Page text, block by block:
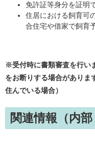
免許証等身分を証明
住居における飼育可
合住宅や借家で飼育
※受付時に書類審査を行い
をお断りする場合がありま
住んでいる場合）
関連情報（内部